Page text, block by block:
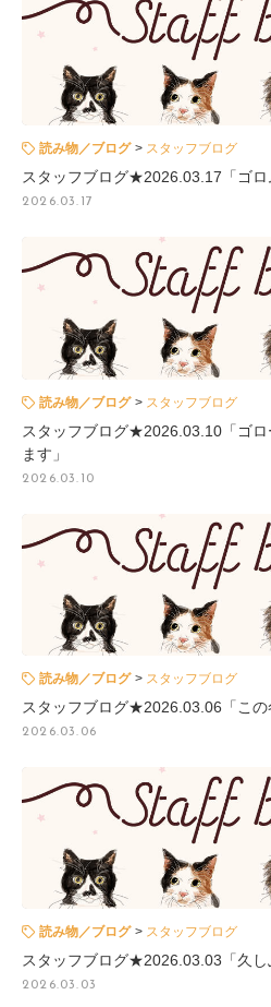
読み物／ブログ スタッフブログ
スタッフブログ★2026.03.17「ゴロ
2026.03.17
読み物／ブログ スタッフブログ
スタッフブログ★2026.03.10「ゴロ
ます」
2026.03.10
読み物／ブログ スタッフブログ
スタッフブログ★2026.03.06「この
2026.03.06
読み物／ブログ スタッフブログ
スタッフブログ★2026.03.03「久し
2026.03.03